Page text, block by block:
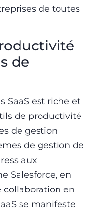
de toutes
de
SaaS est riche et
de productivité
de gestion
de gestion de
aux
Salesforce, en
collaboration en
se manifeste